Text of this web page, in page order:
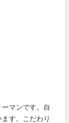
マンです。自
す。こだわり